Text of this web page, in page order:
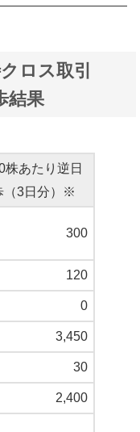
ロス取引
結果
株あたり逆日
（3日分）※
300
120
0
3,450
30
2,400